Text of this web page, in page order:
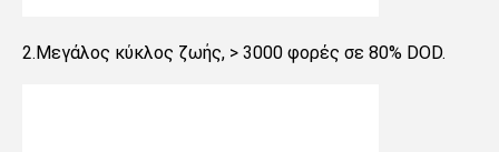
2.Μεγάλος κύκλος ζωής, > 3000 φορές σε 80% DOD.